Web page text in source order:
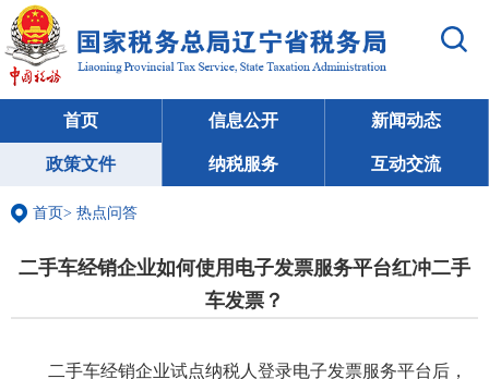
首页 信息公开 新闻动态
政策文件 纳税服务 互动交流
首页> 热点问答
二手车经销企业如何使用电子发票服务平台红冲二手
车发票？
二手车经销企业试点纳税人登录电子发票服务平台后，